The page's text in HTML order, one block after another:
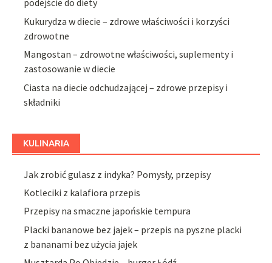
podejście do diety
Kukurydza w diecie – zdrowe właściwości i korzyści
zdrowotne
Mangostan – zdrowotne właściwości, suplementy i
zastosowanie w diecie
Ciasta na diecie odchudzającej – zdrowe przepisy i
składniki
KULINARIA
Jak zrobić gulasz z indyka? Pomysły, przepisy
Kotleciki z kalafiora przepis
Przepisy na smaczne japońskie tempura
Placki bananowe bez jajek – przepis na pyszne placki
z bananami bez użycia jajek